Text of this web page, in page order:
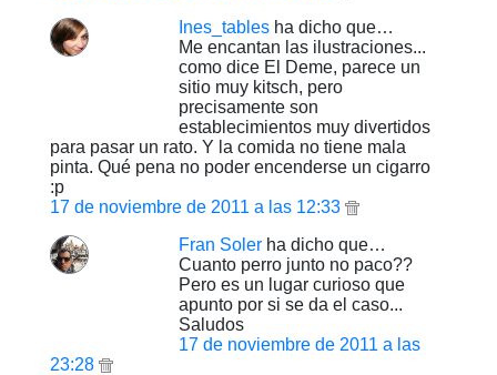
Ines_tables ha dicho que…
Me encantan las ilustraciones...
como dice El Deme, parece un
sitio muy kitsch, pero
precisamente son
establecimientos muy divertidos
para pasar un rato. Y la comida no tiene mala
pinta. Qué pena no poder encenderse un cigarro
:p
17 de noviembre de 2011 a las 12:33
Fran Soler ha dicho que…
Cuanto perro junto no paco??
Pero es un lugar curioso que
apunto por si se da el caso...
Saludos
17 de noviembre de 2011 a las
23:28